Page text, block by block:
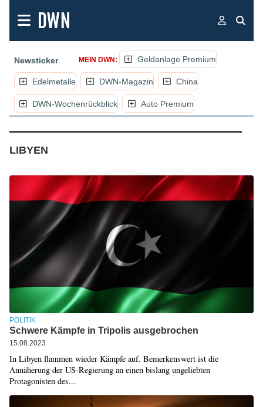
Newsticker MEIN DWN: Geldanlage Premium
Edelmetalle DWN-Magazin China
DWN-Wochenrückblick Auto Premium
LIBYEN(NACHRICHTEN, ARTIKEL,
POLITIK
Schwere Kämpfe in Tripolis ausgebrochen
15.08.2023
In Libyen flammen wieder Kämpfe auf. Bemerkenswert ist die
Annäherung der US-Regierung an einen bislang ungeliebten
Protagonisten des...